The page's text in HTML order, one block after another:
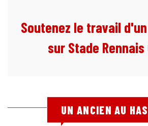
Soutenez le travail
sur Stade Rennais
UN ANCIEN AU